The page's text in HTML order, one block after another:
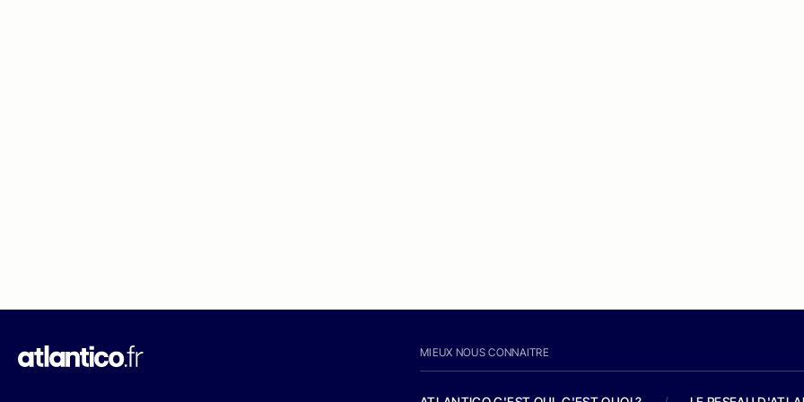
MIEUX NOUS CONNAITRE